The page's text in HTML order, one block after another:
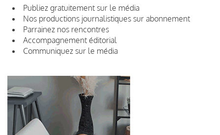
Publiez gratuitement sur le média
Nos productions journalistiques sur abonnement
Parrainez nos rencontres
Accompagnement éditorial
Communiquez sur le média